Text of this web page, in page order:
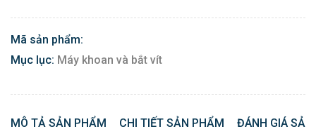
Mã sản phẩm:
Mục lục: Máy khoan và bắt vít
MÔ TẢ SẢN PHẨM CHI TIẾT SẢN PHẨM ĐÁNH GIÁ